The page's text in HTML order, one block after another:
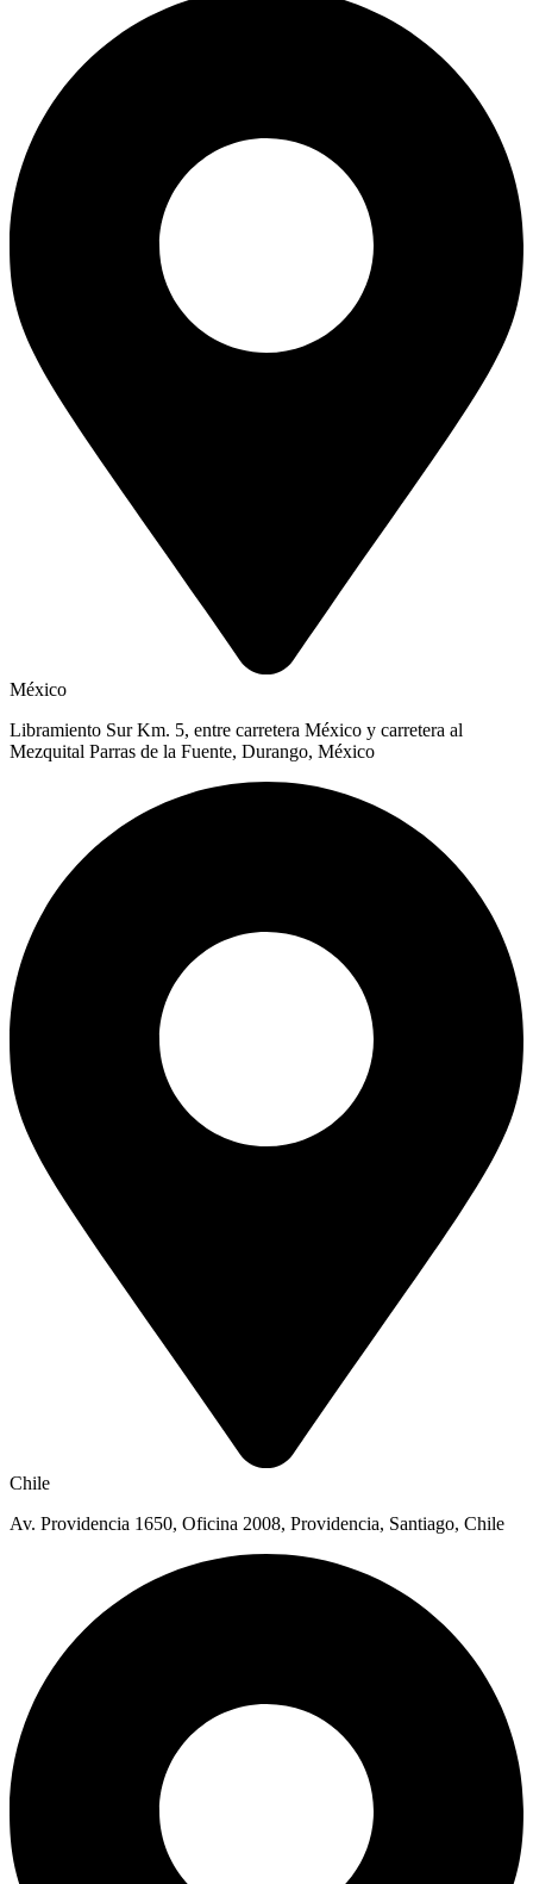
México
Libramiento Sur Km. 5, entre carretera México y carretera al
Mezquital Parras de la Fuente, Durango, México
Chile
Av. Providencia 1650, Oficina 2008, Providencia, Santiago, Chile